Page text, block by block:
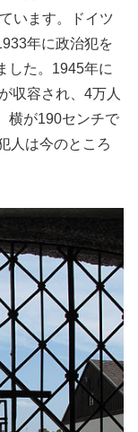
います。ドイツ
年に政治犯を
した。1945年に
収容され、4万人
横が190センチで
人は今のところ